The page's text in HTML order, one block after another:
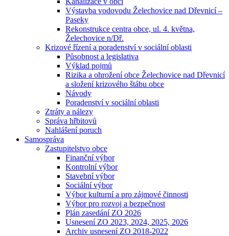
Výstavba vodovodu Želechovice nad Dřevnicí –
Paseky
Rekonstrukce centra obce, ul. 4. května,
Želechovice n/Dř.
Krizové řízení a poradenství v sociální oblasti
Působnost a legislativa
Výklad pojmů
Rizika a ohrožení obce Želechovice nad Dřevnicí
a složení krizového štábu obce
Návody
Poradenství v sociální oblasti
Ztráty a nálezy
Správa hřbitovů
Nahlášení poruch
Samospráva
Zastupitelstvo obce
Finanční výbor
Kontrolní výbor
Stavební výbor
Sociální výbor
Výbor kulturní a pro zájmové činnosti
Výbor pro rozvoj a bezpečnost
Plán zasedání ZO 2026
Usnesení ZO 2023, 2024, 2025, 2026
Archiv usnesení ZO 2018-2022